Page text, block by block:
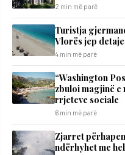
2 min më parë
Turistja
Vlorës jep
4 min më parë
“Washington
zbuloi magjinë e
rrjeteve sociale
6 min më parë
Zjarret
ndërhyhet me